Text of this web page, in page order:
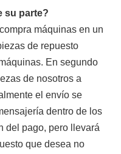
su parte?
máquinas en un
de repuesto
En segundo
de nosotros a
el envío se
dentro de los
del pago, pero llevará
que desea no